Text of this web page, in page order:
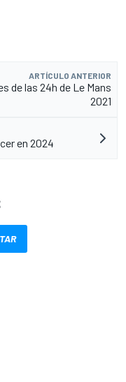
ARTÍCULO ANTERIOR
de las 24h de Le Mans
2021
en 2024